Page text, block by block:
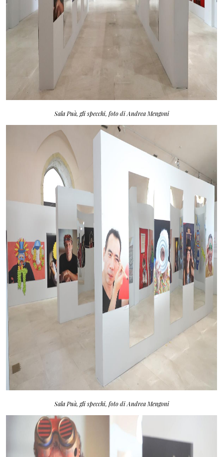
Sala Puà, gli specchi, foto di Andrea Mengoni
Sala Puà, gli specchi, foto di Andrea Mengoni